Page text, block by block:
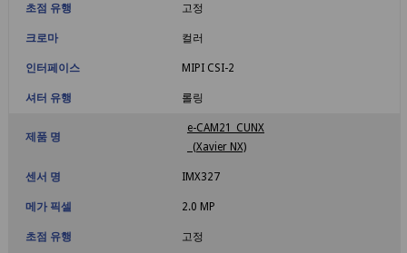
초점 유행 고정
크로마 컬러
인터페이스 MIPI CSI-2
셔터 유행 롤링
제품 명
e-CAM21_CUNX
(Xavier NX)
센서 명 IMX327
메가 픽셀 2.0 MP
초점 유행 고정